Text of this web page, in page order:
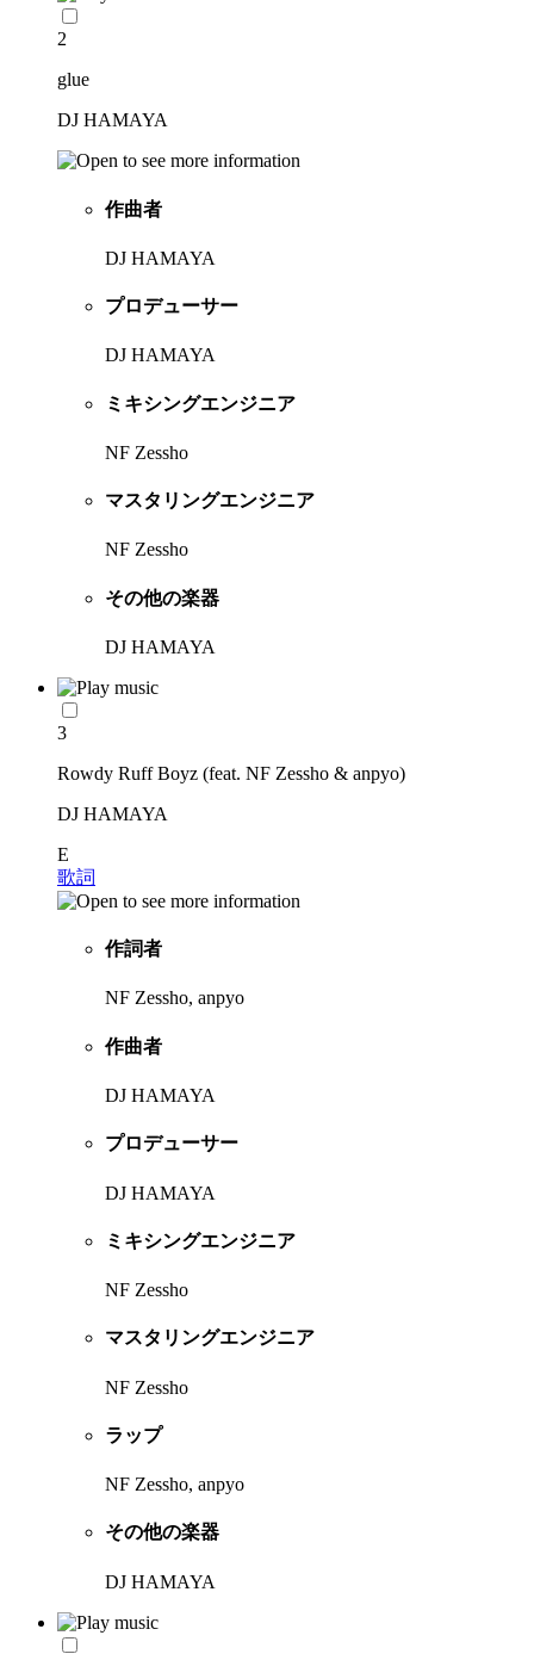
2
glue
DJ HAMAYA
作曲者
DJ HAMAYA
プロデューサー
DJ HAMAYA
ミキシングエンジニア
NF Zessho
マスタリングエンジニア
NF Zessho
その他の楽器
DJ HAMAYA
3
Rowdy Ruff Boyz (feat. NF Zessho & anpyo)
DJ HAMAYA
E
歌詞
作詞者
NF Zessho, anpyo
作曲者
DJ HAMAYA
プロデューサー
DJ HAMAYA
ミキシングエンジニア
NF Zessho
マスタリングエンジニア
NF Zessho
ラップ
NF Zessho, anpyo
その他の楽器
DJ HAMAYA